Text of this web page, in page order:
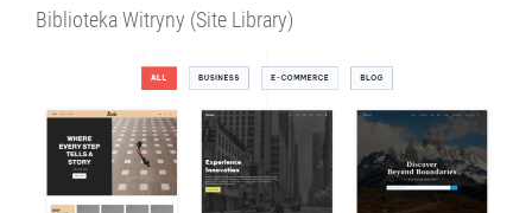
Biblioteka Witryny (Site Library)